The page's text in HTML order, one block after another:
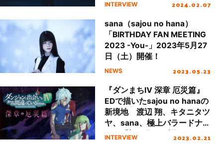
INTERVIEW 2024.02.07
sana（sajou no hana）
「BIRTHDAY FAN MEETING
2023 -You-」2023年5月27
日（土）開催！
NEWS 2023.05.23
『ダンまちⅣ 深章 厄災篇』
EDで描いたsajou no hanaの
新境地 渡辺 翔、キタニタツ
ヤ、sana、極上バラードナン
バー「切り傷」を語る
INTERVIEW 2023.02.21